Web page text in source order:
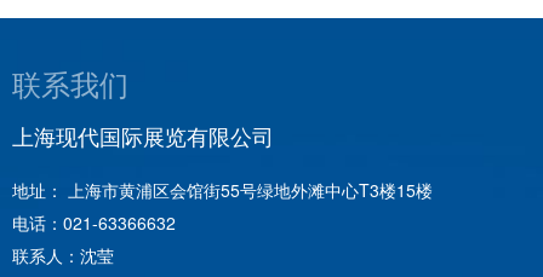
联系我们
上海新格雷展览服务有限公司
地址： 上海市陕西北路1438号财富时代大厦407室
电话：021-62994936
联系人：金茵